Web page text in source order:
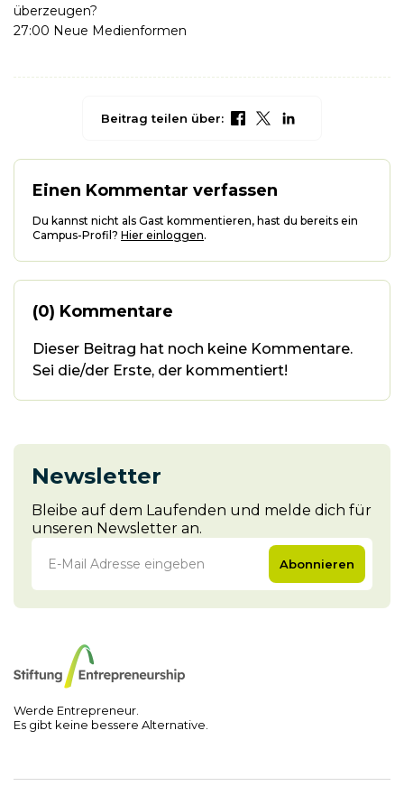
überzeugen?
27:00 Neue Medienformen
Beitrag teilen über:
Einen Kommentar verfassen
Du kannst nicht als Gast kommentieren, hast du bereits ein
Campus-Profil? Hier einloggen.
(0) Kommentare
Dieser Beitrag hat noch keine Kommentare.
Sei die/der Erste, der kommentiert!
Newsletter
Bleibe auf dem Laufenden und melde dich für
unseren Newsletter an.
Abonnieren
Werde Entrepreneur.
Es gibt keine bessere Alternative.